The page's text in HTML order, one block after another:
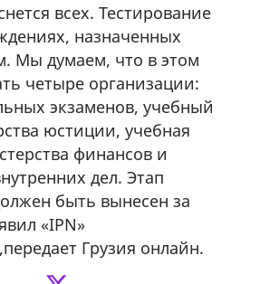
всех. Тестирование
назначенных
Мы думаем, что в этом
четыре организации:
экзаменов, учебный
юстиции, учебная
финансов и
дел. Этап
быть вынесен за
«IPN»
Грузия онлайн.